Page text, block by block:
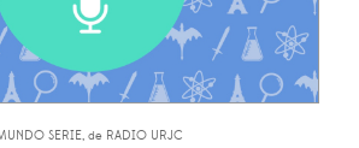
SERIE, de RADIO URJC